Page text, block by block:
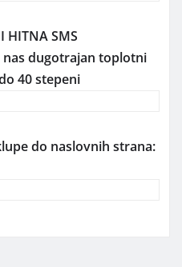
HITNA SMS
nas dugotrajan toplotni
40 stepeni
do naslovnih strana: